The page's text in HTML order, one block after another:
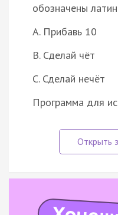
обозначены
A. Прибавь 10
B. Сделай чёт
C. Сделай нечёт
Программа для